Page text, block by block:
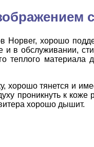
Норвег, хорошо
в обслуживании,
теплого материала
хорошо тянется и
проникнуть к коже
хорошо дышит.